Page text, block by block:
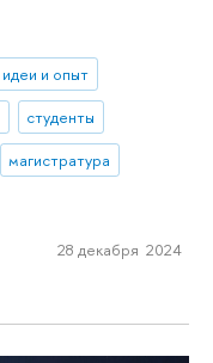
идеи и опыт
студенты
магистратура
28 декабря 2024